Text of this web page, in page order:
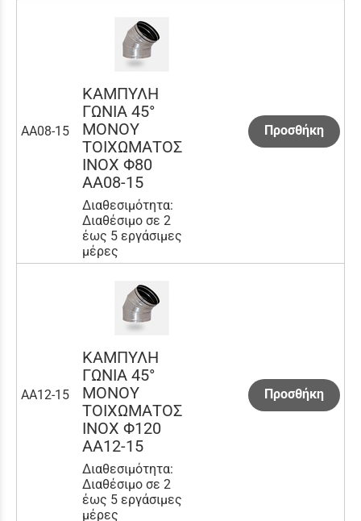
AA08-15
ΚΑΜΠΥΛΗ
ΓΩΝΙΑ 45°
ΜΟΝΟΥ
ΤΟΙΧΩΜΑΤΟΣ
INOX Φ80
AA08-15
Διαθεσιμότητα:
Διαθέσιμο σε 2
έως 5 εργάσιμες
μέρες
Προσθήκη
AA12-15
ΚΑΜΠΥΛΗ
ΓΩΝΙΑ 45°
ΜΟΝΟΥ
ΤΟΙΧΩΜΑΤΟΣ
INOX Φ120
AA12-15
Διαθεσιμότητα:
Διαθέσιμο σε 2
έως 5 εργάσιμες
μέρες
Προσθήκη